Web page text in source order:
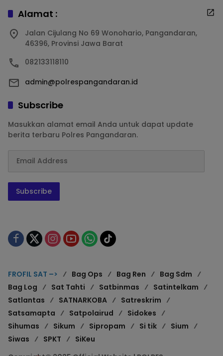
Alamat :
Jalan Cijulang No 69 Wonohario, Pangandaran,
46396, Provinsi Jawa Barat
082133118110
admin@polrespangandaran.id
Subscribe
Masukkan alamat email Anda untuk dapat update
berita terbaru Polres Pangandaran.
Subscribe
FROFIL SAT –> Bag Ops Bag Ren
Bag Sdm
Bag Log
Sat Tahti Satbinmas
Satintelkam
Satlantas
SATNARKOBA
Satreskrim
Satsamapta
Satpolairud
Sidokes
Sihumas
Sikum Sipropam Si tik
Sium
Siwas
SPKT
SiKeu